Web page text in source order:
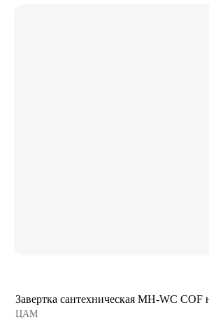
Завертка сантехническая MH-WC COF
ЦАМ